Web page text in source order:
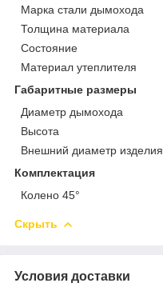
Марка стали дымохода
Толщина материала
Состояние
Материал утеплителя
Габаритные размеры
Диаметр дымохода
Высота
Внешний диаметр изделия
Комплектация
Колено 45°
Скрыть
Условия доставки